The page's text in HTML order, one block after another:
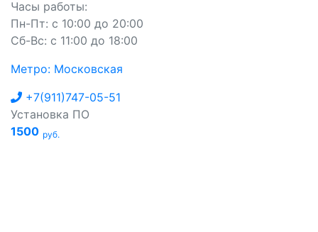
Часы работы:
Пн-Пт: с 10:00 до 20:00
Сб-Вс: с 11:00 до 18:00
Метро: Московская
+7(911)747-05-51
Установка ПО
1500 руб.